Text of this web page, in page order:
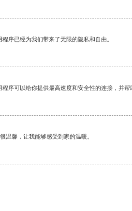
序已经为我们带来了无限的隐私和自由。
序可以给你提供最高速度和安全性的连接，并帮
温馨，让我能够感受到家的温暖。